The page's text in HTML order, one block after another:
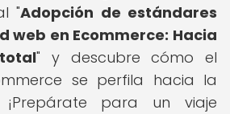
"Adopción de estándares
web en Ecommerce: Hacia
" y descubre cómo el
se perfila hacia la
¡Prepárate para un viaje